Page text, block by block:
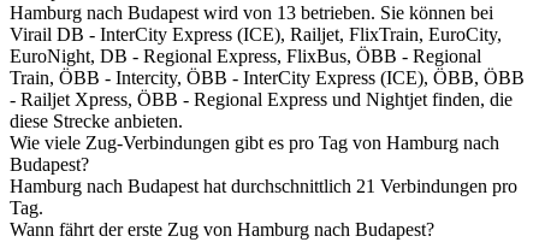
Hamburg nach Budapest wird von 13 betrieben. Sie können bei
Virail DB - InterCity Express (ICE), Railjet, FlixTrain, EuroCity,
EuroNight, DB - Regional Express, FlixBus, ÖBB - Regional
Train, ÖBB - Intercity, ÖBB - InterCity Express (ICE), ÖBB, ÖBB
- Railjet Xpress, ÖBB - Regional Express und Nightjet finden, die
diese Strecke anbieten.
Wie viele Zug-Verbindungen gibt es pro Tag von Hamburg nach
Budapest?
Hamburg nach Budapest hat durchschnittlich 21 Verbindungen pro
Tag.
Wann fährt der erste Zug von Hamburg nach Budapest?